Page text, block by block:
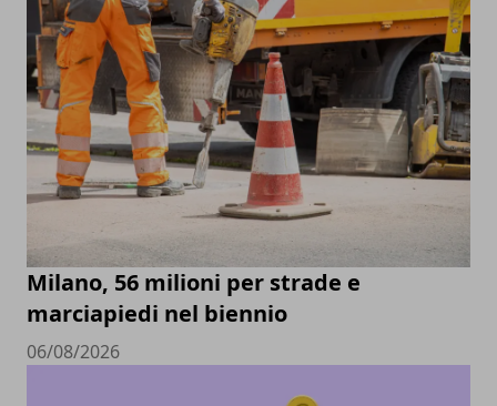
Milano, 56 milioni per strade e
marciapiedi nel biennio
06/08/2026